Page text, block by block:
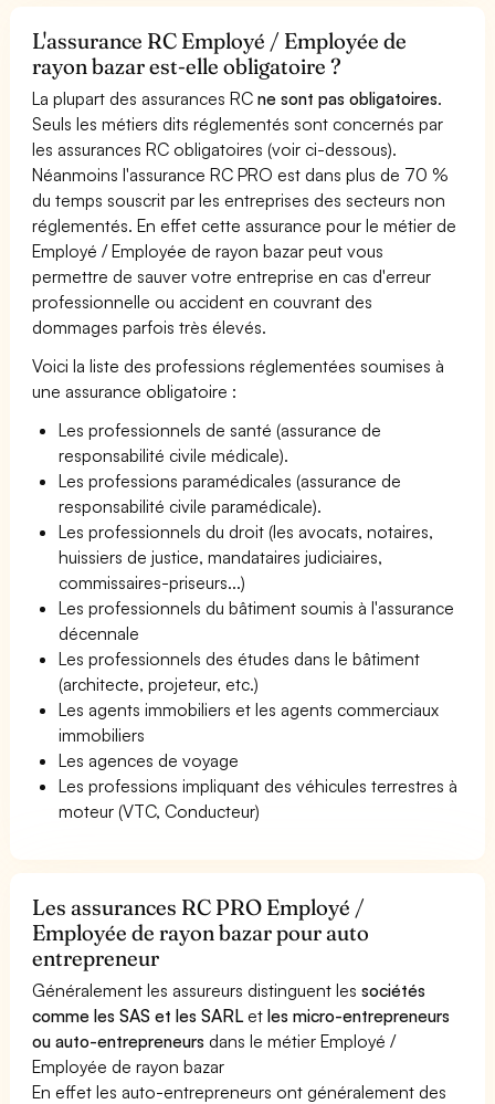
L'assurance RC Employé / Employée de
rayon bazar est-elle obligatoire ?
La plupart des assurances RCne sont pas obligatoires.
Seuls les métiers dits réglementés sont concernés par
les assurances RC obligatoires (voir ci-dessous).
Néanmoins l'assurance RC PRO est dans plus de 70 %
du temps souscrit par les entreprises des secteurs non
réglementés. En effet cette assurance pour le métier de
Employé / Employée de rayon bazar peut vous
permettre de sauver votre entreprise en cas d'erreur
professionnelle ou accident en couvrant des
dommages parfois très élevés.
Voici la liste des professions réglementées soumises à
une assurance obligatoire :
Les professionnels de santé (assurance de
responsabilité civile médicale).
Les professions paramédicales (assurance de
responsabilité civile paramédicale).
Les professionnels du droit (les avocats, notaires,
huissiers de justice, mandataires judiciaires,
commissaires-priseurs...)
Les professionnels du bâtiment soumis à l'assurance
décennale
Les professionnels des études dans le bâtiment
(architecte, projeteur, etc.)
Les agents immobiliers et les agents commerciaux
immobiliers
Les agences de voyage
Les professions impliquant des véhicules terrestres à
moteur (VTC, Conducteur)
Les assurances RC PRO Employé /
Employée de rayon bazar pour auto
entrepreneur
Généralement les assureurs distinguent lessociétés
comme les SAS et les SARL etles micro-entrepreneurs
ou auto-entrepreneurs dans le métier Employé /
Employée de rayon bazar
En effet les auto-entrepreneurs ont généralement des